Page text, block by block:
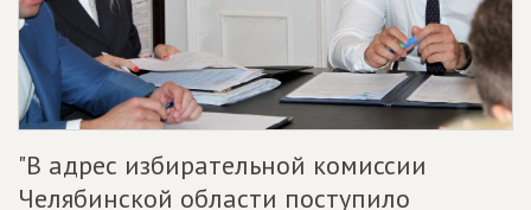
"В адрес избирательной комиссии
Челябинской области поступило